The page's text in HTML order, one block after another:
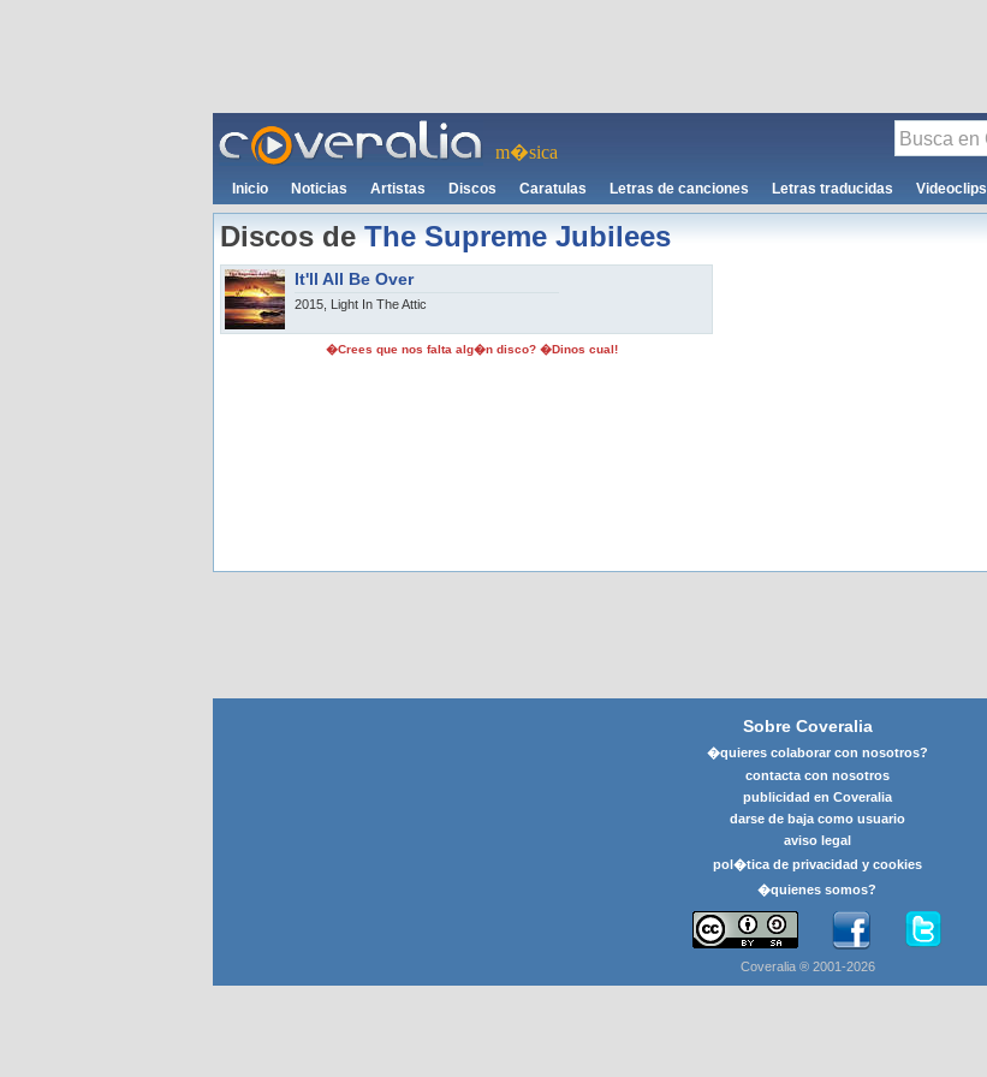
m�sica
Inicio Noticias Artistas Discos Caratulas Letras de canciones Letras traducidas Videoclips
Discos deThe Supreme Jubilees
It'll All Be Over
2015, Light In The Attic
�Crees que nos falta alg�n disco? �Dinos cual!
Sobre Coveralia
�quieres colaborar con nosotros?
contacta con nosotros
publicidad en Coveralia
darse de baja como usuario
aviso legal
pol�tica de privacidad y cookies
�quienes somos?
Coveralia ® 2001-2026